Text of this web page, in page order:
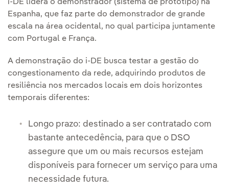
i-DE lidera o demonstrador (sistema de protótipo) na
Espanha, que faz parte do demonstrador de grande
escala na área ocidental, no qual participa juntamente
com Portugal e França.
A demonstração do i-DE busca testar a gestão do
congestionamento da rede, adquirindo produtos de
resiliência nos mercados locais em dois horizontes
temporais diferentes:
Longo prazo: destinado a ser contratado com
bastante antecedência, para que o DSO
assegure que um ou mais recursos estejam
disponíveis para fornecer um serviço para uma
necessidade futura.